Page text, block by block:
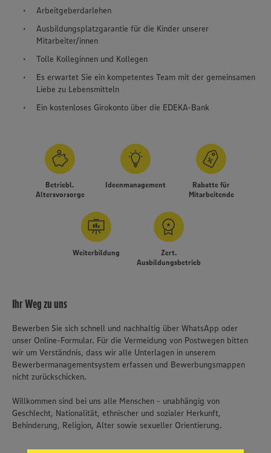
ein bestmögliches Nutzungserlebnis unserer Website zu
ermöglichen. Wir verwenden Ihre Daten, um unsere
Website zu personalisieren und Ihnen möglichst relevante
Cookies und anderer Technologien ist freiwillig und kann
Arbeitgeberdarlehen
Ausbildungsplatzgarantie für die Kinder unserer
Mitarbeiter/innen
Tolle Kolleginnen und Kollegen
Es erwartet Sie ein kompetentes Team mit der gemeinsamen
Liebe zu Lebensmitteln
Ein kostenloses Girokonto über die EDEKA-Bank
Betriebl.
Altersvorsorge
Ideenmanagement
Rabatte für
Mitarbeitende
Weiterbildung
Zert.
Ausbildungsbetrieb
Ihr Weg zu uns
Bewerben Sie sich schnell und nachhaltig über WhatsApp oder
unser Online-Formular. Für die Vermeidung von Postwegen bitten
wir um Verständnis, dass wir alle Unterlagen in unserem
Bewerbermanagementsystem erfassen und Bewerbungsmappen
nicht zurückschicken.
Willkommen sind bei uns alle Menschen - unabhängig von
Geschlecht, Nationalität, ethnischer und sozialer Herkunft,
Behinderung, Religion, Alter sowie sexueller Orientierung.